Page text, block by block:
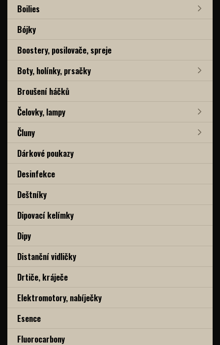
Boilies
Bójky
Boostery, posilovače, spreje
Boty, holínky, prsačky
Broušení háčků
Čelovky, lampy
Čluny
Dárkové poukazy
Desinfekce
Deštníky
Dipovací kelímky
Dipy
Distanční vidličky
Drtiče, kráječe
Elektromotory, nabíječky
Esence
Fluorocarbony